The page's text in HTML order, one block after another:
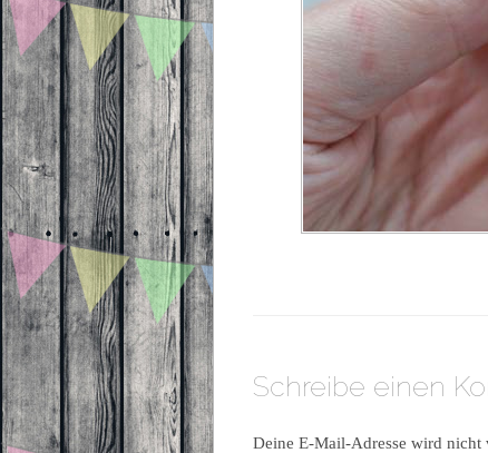
Schreibe einen
Deine E-Mail-Adresse wird nicht